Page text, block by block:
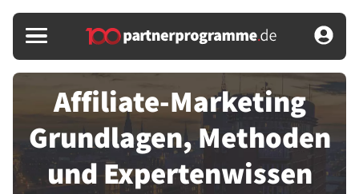
Affiliate-Marketing
Grundlagen, Methoden
und Expertenwissen